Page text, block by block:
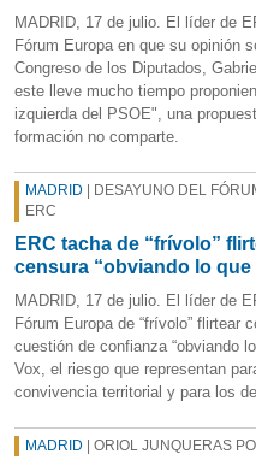
MADRID, 17 de julio. El líder de
Fórum Europa en que su opinión
Congreso de los Diputados,
este lleve mucho tiempo
izquierda del PSOE", una
formación no comparte.
MADRID | DESAYUNO DEL
ERC
ERC tacha de “frívolo”
censura “obviando lo que
MADRID, 17 de julio. El líder de
Fórum Europa de “frívolo” flirtear
cuestión de confianza “obviando
Vox, el riesgo que representan
convivencia territorial y para los
MADRID | ORIOL JUNQUERAS